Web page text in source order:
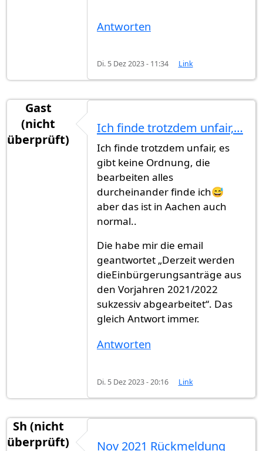
Antworten
Di. 5 Dez 2023 - 11:34 Link
Gast
(nicht
überprüft)
Ich finde trotzdem unfair,…
Ich finde trotzdem unfair, es
gibt keine Ordnung, die
bearbeiten alles
durcheinander finde ich😅
aber das ist in Aachen auch
normal..
Die habe mir die email
geantwortet „Derzeit werden
dieEinbürgerungsanträge aus
den Vorjahren 2021/2022
sukzessiv abgearbeitet“. Das
gleich Antwort immer.
Antworten
Di. 5 Dez 2023 - 20:16 Link
Sh (nicht
überprüft)
Nov 2021 Rückmeldung